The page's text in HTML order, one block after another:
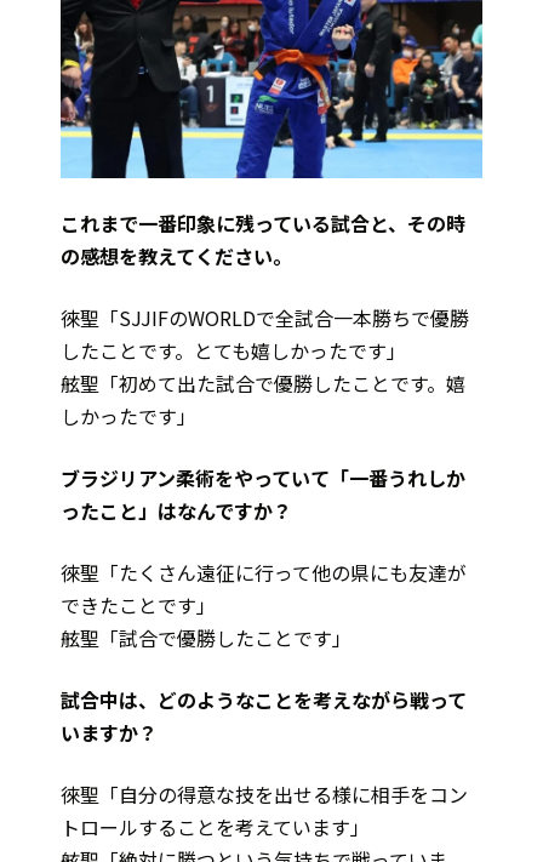
これまで一番印象に残っている試合と、その時
の感想を教えてください。
徠聖「SJJIFのWORLDで全試合一本勝ちで優勝
したことです。とても嬉しかったです」
舷聖「初めて出た試合で優勝したことです。嬉
しかったです」
ブラジリアン柔術をやっていて「一番うれしか
ったこと」はなんですか？
徠聖「たくさん遠征に行って他の県にも友達が
できたことです」
舷聖「試合で優勝したことです」
試合中は、どのようなことを考えながら戦って
いますか？
徠聖「自分の得意な技を出せる様に相手をコン
トロールすることを考えています」